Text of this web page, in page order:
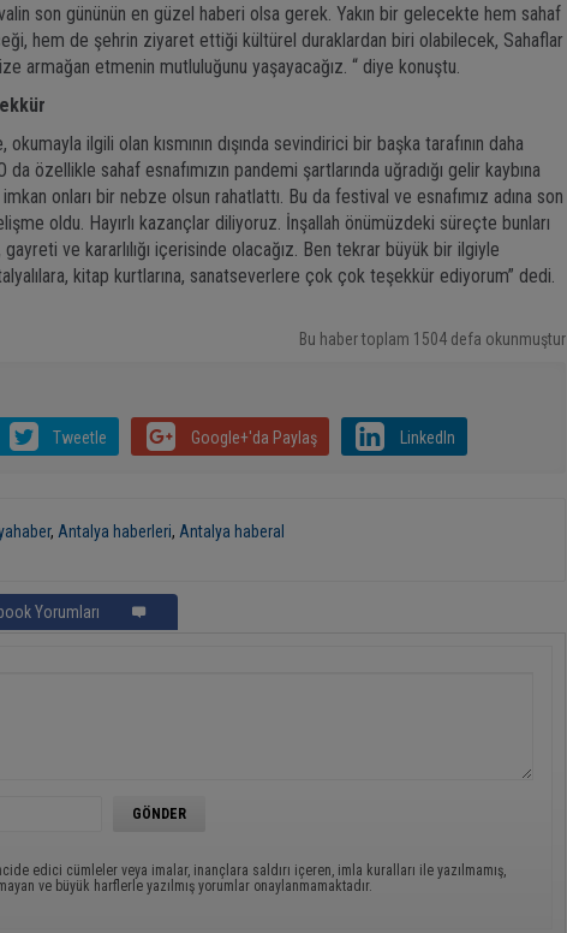
son gününün en güzel haberi olsa gerek. Yakın bir gelecekte hem sahaf
hem de şehrin ziyaret ettiği kültürel duraklardan biri olabilecek, Sahaflar
armağan etmenin mutluluğunu yaşayacağız. “ diye konuştu.
ilgili olan kısmının dışında sevindirici bir başka tarafının daha
özellikle sahaf esnafımızın pandemi şartlarında uğradığı gelir kaybına
onları bir nebze olsun rahatlattı. Bu da festival ve esnafımız adına son
oldu. Hayırlı kazançlar diliyoruz. İnşallah önümüzdeki süreçte bunları
ve kararlılığı içerisinde olacağız. Ben tekrar büyük bir ilgiyle
kitap kurtlarına, sanatseverlere çok çok teşekkür ediyorum” dedi.
Bu haber toplam 1504 defa okunmuştur
Tweetle Google+'da Paylaş LinkedIn
, Antalya haberleri, Antalya haberal
Yorumları
edici cümleler veya imalar, inançlara saldırı içeren, imla kuralları ile yazılmamış,
ve büyük harflerle yazılmış yorumlar onaylanmamaktadır.